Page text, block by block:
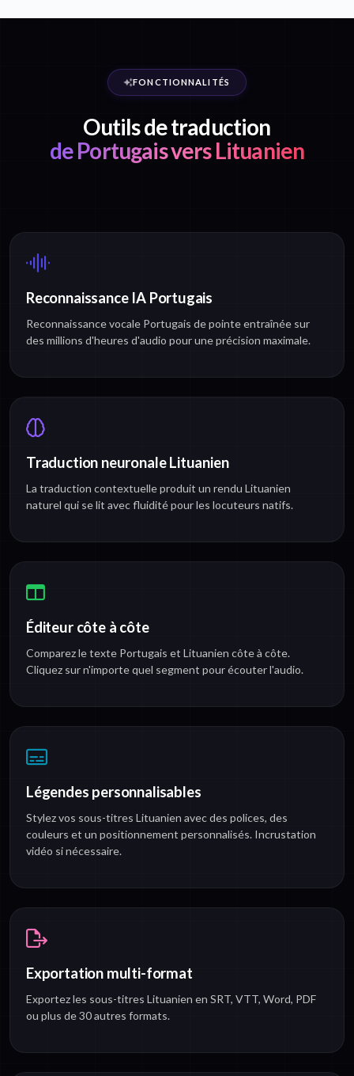
FONCTIONNALITÉS
Outils de traduction
de Portugais vers Lituanien
Reconnaissance IA Portugais
Reconnaissance vocale Portugais de pointe entraînée sur
des millions d'heures d'audio pour une précision maximale.
Traduction neuronale Lituanien
La traduction contextuelle produit un rendu Lituanien
naturel qui se lit avec fluidité pour les locuteurs natifs.
Éditeur côte à côte
Comparez le texte Portugais et Lituanien côte à côte.
Cliquez sur n'importe quel segment pour écouter l'audio.
Légendes personnalisables
Stylez vos sous-titres Lituanien avec des polices, des
couleurs et un positionnement personnalisés. Incrustation
vidéo si nécessaire.
Exportation multi-format
Exportez les sous-titres Lituanien en SRT, VTT, Word, PDF
ou plus de 30 autres formats.